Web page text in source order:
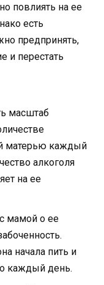
повлиять на ее
есть
предпринять,
и перестать
масштаб
матерью каждый
алкоголя
на ее
мамой о ее
начала пить и
каждый день.